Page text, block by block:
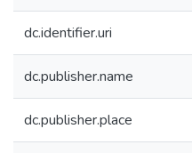
dc.identifier.uri
dc.publisher.name
dc.publisher.place